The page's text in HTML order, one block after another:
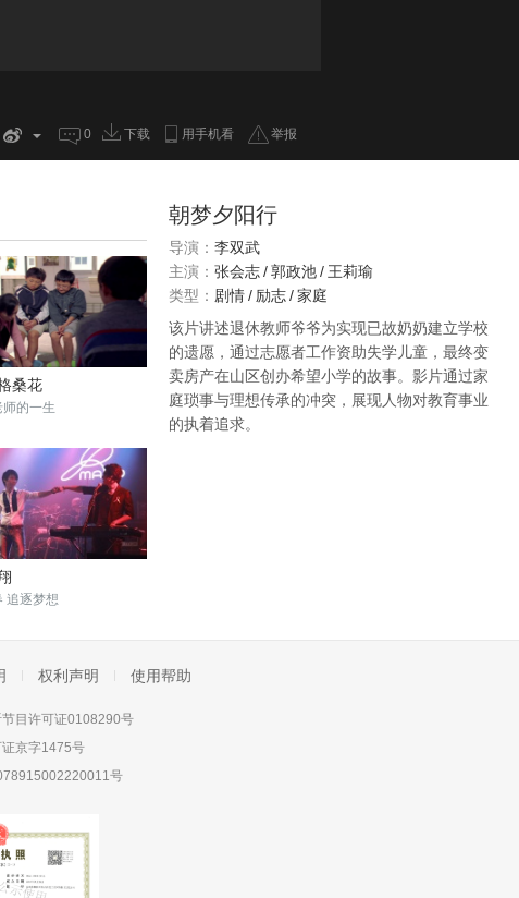
0 下载 用手机看 举报
桑花
的一生
追逐梦想
朝梦夕阳行
导演： 李双武
主演： 张会志/郭政池/ 王莉瑜
类型： 剧情/ 励志/家庭
该片讲述退休教师爷爷为实现已故奶奶建立学校
的遗愿，通过志愿者工作资助失学儿童，最终变
卖房产在山区创办希望小学的故事。影片通过家
庭琐事与理想传承的冲突，展现人物对教育事业
的执着追求。
权利声明 使用帮助
目许可证0108290号
京字1475号
号